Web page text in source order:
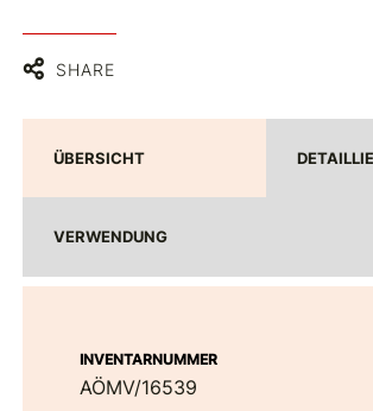
SHARE
ÜBERSICHT
VERWENDUNG
INVENTARNUMMER
AÖMV/16539